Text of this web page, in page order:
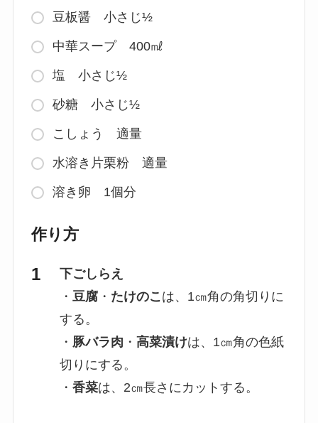
豆板醤 小さじ½
中華スープ 400㎖
塩 小さじ½
砂糖 小さじ½
こしょう 適量
水溶き片栗粉 適量
溶き卵 1個分
作り方
下ごしらえ
・ 豆腐・ たけのこは、1㎝角の角切りに
する。
・ 豚バラ肉 ・ 高菜漬けは、1㎝角の色紙
切りにする。
・ 香菜は、2㎝長さにカットする。